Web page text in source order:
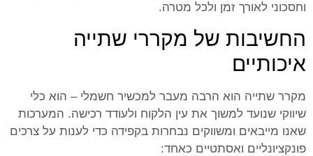
וחסכוני לאורך זמן ולכל מטרה.
החשיבות של מקררי שתייה
איכותיים
מקרר שתייה הוא הרבה מעבר למכשיר חשמלי – הוא כלי
שיווקי שנועד למשוך את עין הלקוח ולעודד רכישה. המערכות
שאנו מייבאים ומשווקים נבחרות בקפידה כדי לענות על צרכים
פונקציונליים ואסתטיים כאחד: